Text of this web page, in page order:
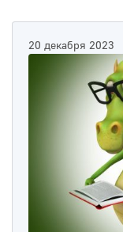
20 декабря 2023